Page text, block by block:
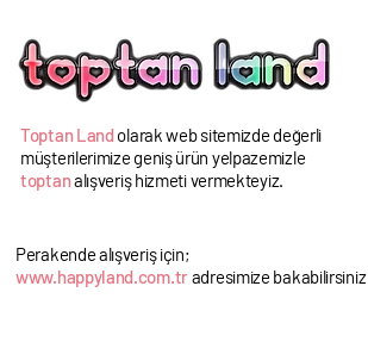
Toptan Land olarak web sitemizde değerli
müşterilerimize geniş ürün yelpazemizle
toptanalışveriş hizmeti vermekteyiz.
Perakende alışveriş için;
www.happyland.com.tradresimize bakabilirsiniz